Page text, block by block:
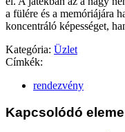
a fülére és a memóriájára
koncentráló képességet,
Kategória: Üzlet
Címkék:
rendezvény
Kapcsolódó